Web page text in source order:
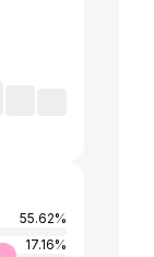
55.62%
17.16%